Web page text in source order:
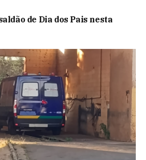
de Dia dos Pais nesta